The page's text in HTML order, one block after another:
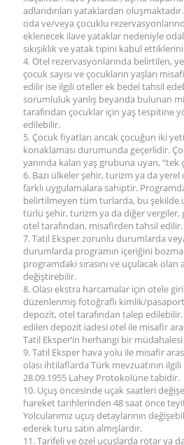
adlandırılan yataklardan
oda ve/veya çocuklu
eklenecek ilave yataklar nedeniyle
sıkışıklık ve yatak tipini kabul
4. Otel rezervasyonlarında belirtilen,
çocuk sayısı ve çocukların yaşları
edilir ise ilgili oteller ek bedel tahsil
sorumluluk yanlış beyanda bulunan
tarafından çocuklar için yaş tespitine
edilebilir.
5. Çocuk fiyatları ancak çocuğun iki
konaklaması durumunda geçerlidir.
yanında kalan yaş grubuna uyan, “tek
6. Bazı ülkeler şehir, turizm ya da
farklı uygulamalara sahiptir.
belirtilmeyen tüm turlarda, bu şekilde
türlü şehir, turizm ya da diğer vergiler,
otel tarafından, misafirden tahsil edilir.
7. Tatil Eksper zorunlu durumlarda
durumlarda programın içeriğini
programdaki sırasını ve uçulacak
değiştirebilir.
8. Olası ekstra harcamalar için otele
düzenlenmiş fotoğraflı kimlik/
depozit, otel tarafından talep edilebilir.
edilen depozit iadesi otel ile misafir
Tatil Eksper’in herhangi bir
9. Tatil Eksper hava yolu ile misafir
olası ihtilaflarda Türk mevzuatının
28.09.1955 Lahey Protokolüne tabidir.
10. Uçuş öncesinde uçak saatleri
hareket tarihlerinden 48 saat önce
Yolcularımız uçuş detaylarının
ederek turu satın almışlardır.
11. Tarifeli ve özel uçuşlarda rötar ya